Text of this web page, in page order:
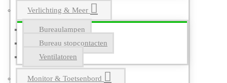
Verlichting & Meer
Bureaulampen
Bureau stopcontacten
Ventilatoren
Monitor & Toetsenbord